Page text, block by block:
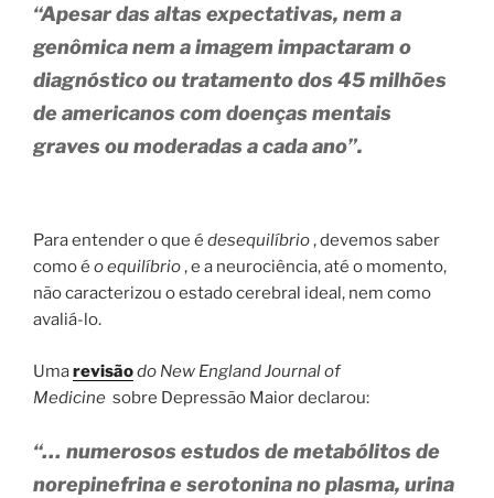
“Apesar das altas expectativas, nem a
genômica nem a imagem impactaram o
diagnóstico ou tratamento dos 45 milhões
de americanos com doenças mentais
graves ou moderadas a cada ano”.
Para entender o que é desequilíbrio, devemos saber
como é o equilíbrio, e a neurociência, até o momento,
não caracterizou o estado cerebral ideal, nem como
avaliá-lo.
Umarevisãodo New England Journal of
Medicine sobre Depressão Maior declarou:
“… numerosos estudos de metabólitos de
norepinefrina e serotonina no plasma, urina